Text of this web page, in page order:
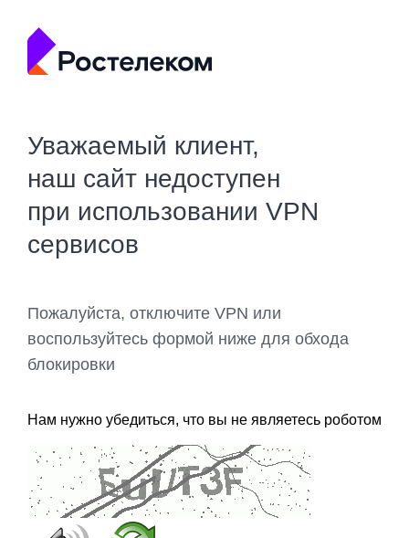
Уважаемый клиент,
наш сайт недоступен
при использовании VPN
сервисов
Пожалуйста, отключите VPN или
воспользуйтесь формой ниже для обхода
блокировки
Нам нужно убедиться, что вы не являетесь роботом